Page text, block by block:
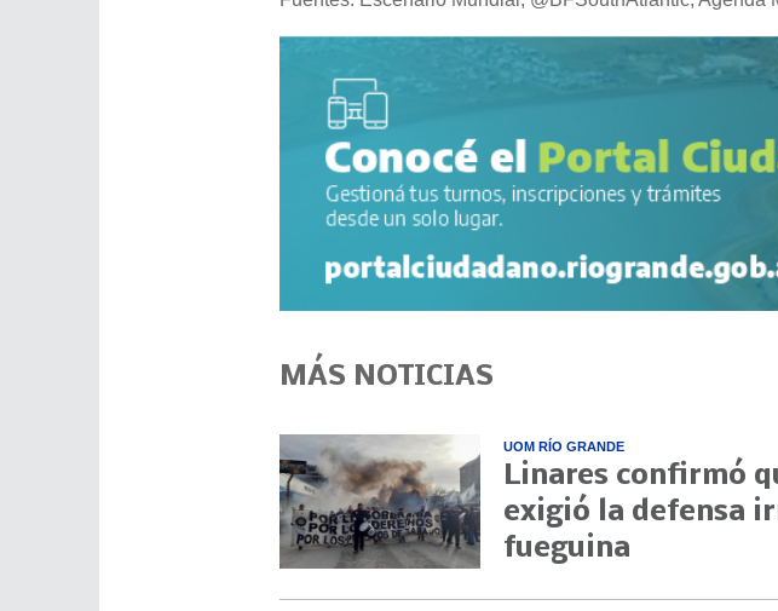
MÁS NOTICIAS
UOM RÍO GRANDE
Linares confirmó
exigió la defensa
fueguina